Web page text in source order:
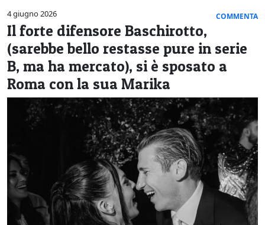
CULTURA
LA STORIA
SPETTACOLI
L'EDITORIALE
SEZIONI
CERCA
4 giugno 2026 COMMENTA
Il forte difensore Baschirotto,
(sarebbe bello restasse pure in serie
B, ma ha mercato), si è sposato a
Roma con la sua Marika